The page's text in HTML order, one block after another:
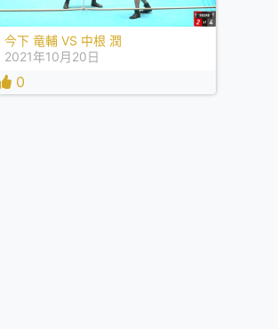
今下 竜輔 VS 中根 潤
2021年10月20日
0